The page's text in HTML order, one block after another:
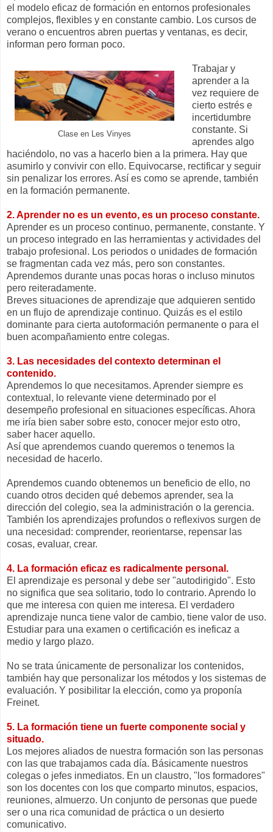
el modelo eficaz de formación en entornos profesionales
complejos, flexibles y en constante cambio. Los cursos de
verano o encuentros abren puertas y ventanas, es decir,
informan pero forman poco.
Clase en Les Vinyes
Trabajar y
aprender a la
vez requiere de
cierto estrés e
incertidumbre
constante. Si
aprendes algo
haciéndolo, no vas a hacerlo bien a la primera. Hay que
asumirlo y convivir con ello. Equivocarse, rectificar y seguir
sin penalizar los errores. Así es como se aprende, también
en la formación permanente.
2. Aprender no es un evento, es un proceso constante.
Aprender es un proceso continuo, permanente, constante. Y
un proceso integrado en las herramientas y actividades del
trabajo profesional. Los periodos o unidades de formación
se fragmentan cada vez más, pero son constantes.
Aprendemos durante unas pocas horas o incluso minutos
pero reiteradamente.
Breves situaciones de aprendizaje que adquieren sentido
en un flujo de aprendizaje continuo. Quizás es el estilo
dominante para cierta autoformación permanente o para el
buen acompañamiento entre colegas.
3. Las necesidades del contexto determinan el
contenido.
Aprendemos lo que necesitamos. Aprender siempre es
contextual, lo relevante viene determinado por el
desempeño profesional en situaciones específicas. Ahora
me iría bien saber sobre esto, conocer mejor esto otro,
saber hacer aquello.
Así que aprendemos cuando queremos o tenemos la
necesidad de hacerlo.
Aprendemos cuando obtenemos un beneficio de ello, no
cuando otros deciden qué debemos aprender, sea la
dirección del colegio, sea la administración o la gerencia.
También los aprendizajes profundos o reflexivos surgen de
una necesidad: comprender, reorientarse, repensar las
cosas, evaluar, crear.
4. La formación eficaz es radicalmente personal.
El aprendizaje es personal y debe ser "autodirigido". Esto
no significa que sea solitario, todo lo contrario. Aprendo lo
que me interesa con quien me interesa. El verdadero
aprendizaje nunca tiene valor de cambio, tiene valor de uso.
Estudiar para una examen o certificación es ineficaz a
medio y largo plazo.
No se trata únicamente de personalizar los contenidos,
también hay que personalizar los métodos y los sistemas de
evaluación. Y posibilitar la elección, como ya proponía
Freinet.
5. La formación tiene un fuerte componente social y
situado.
Los mejores aliados de nuestra formación son las personas
con las que trabajamos cada día. Básicamente nuestros
colegas o jefes inmediatos. En un claustro, "los formadores"
son los docentes con los que comparto minutos, espacios,
reuniones, almuerzo. Un conjunto de personas que puede
ser o una rica comunidad de práctica o un desierto
comunicativo.